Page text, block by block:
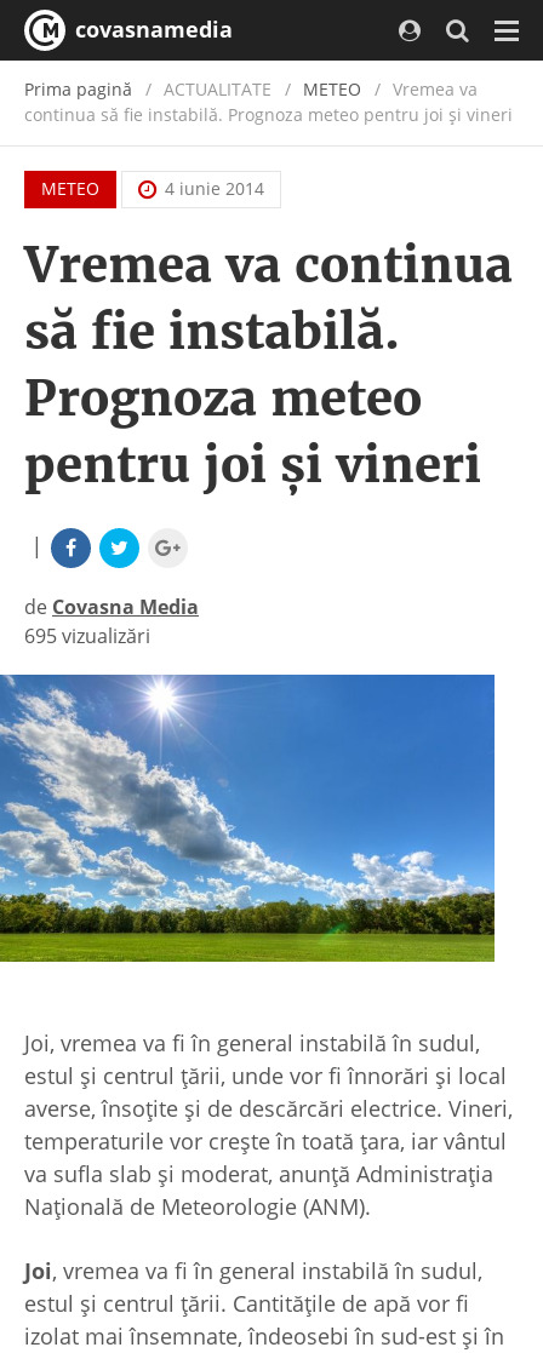
covasnamedia
Prima pagină ACTUALITATE / METEO
Vremea va
continua să fie instabilă. Prognoza meteo pentru joi şi vineri
METEO 4 iunie 2014
Vremea va continua
să fie instabilă.
Prognoza meteo
pentru joi şi vineri
|
de Covasna Media
|
695 vizualizări
Joi, vremea va fi în general instabilă în sudul,
estul şi centrul ţării, unde vor fi înnorări şi local
averse, însoţite şi de descărcări electrice. Vineri,
temperaturile vor creşte în toată ţara, iar vântul
va sufla slab şi moderat, anunţă Administraţia
Naţională de Meteorologie (ANM).
Joi, vremea va fi în general instabilă în sudul,
estul şi centrul ţării. Cantităţile de apă vor fi
izolat mai însemnate, îndeosebi în sud-est şi în